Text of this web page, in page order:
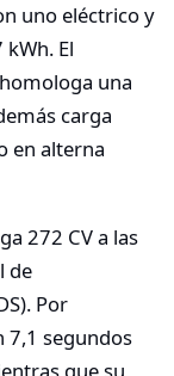
uno eléctrico y
El
una
carga
en alterna
272 CV a las
de
Por
7,1 segundos
que su